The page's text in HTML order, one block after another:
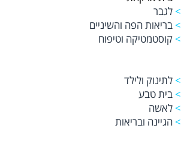
> לגבר
> בריאות הפה והשיניים
> קוסטמטיקה וטיפוח
> לתינוק ולילד
> בית טבע
> לאשה
> הגיינה ובריאות